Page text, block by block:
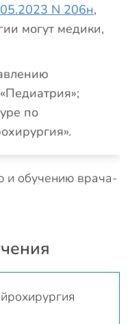
N 206н,
могут медики,
по